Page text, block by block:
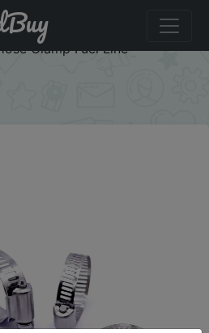
Clamp Adjustable Drive
Size Clip Hoop 1pcs Hose
Clamp Fuel Line